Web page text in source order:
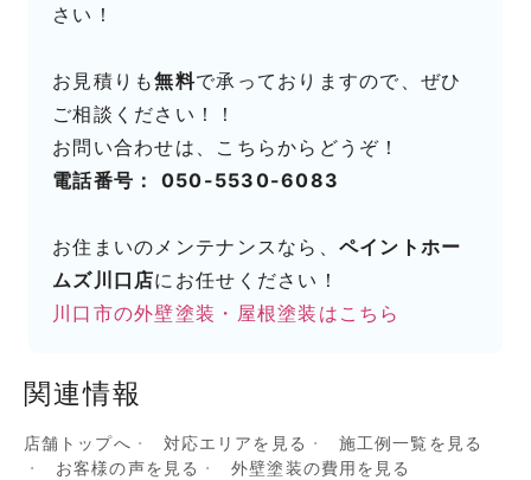
さい！
お見積りも無料で承っておりますので、ぜひ
ご相談ください！！
お問い合わせは、こちらからどうぞ！
電話番号： 050-5530-6083
お住まいのメンテナンスなら、 ペイントホー
ムズ川口店にお任せください！
川口市の外壁塗装・屋根塗装はこちら
関連情報
店舗トップへ 対応エリアを見る
施工例一覧を見る
お客様の声を見る
外壁塗装の費用を見る